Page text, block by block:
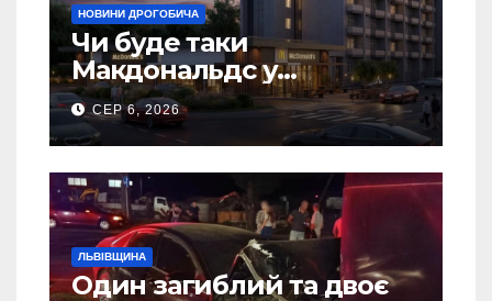
НОВИНИ ДРОГОБИЧА
Чи буде таки
Макдональдс у
Дрогобичі? (Фото)
СЕР 6, 2026
ЛЬВІВЩИНА
Один загиблий та двоє